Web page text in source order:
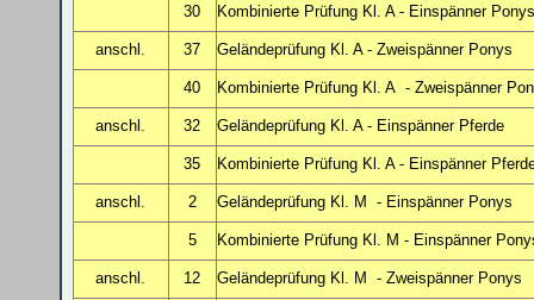
30 Kombinierte Prüfung Kl. A - Einspänner Ponys
anschl. 37 Geländeprüfung Kl. A - Zweispänner Ponys
40 Kombinierte Prüfung Kl. A - Zweispänner
anschl. 32 Geländeprüfung Kl. A - Einspänner Pferde
35 Kombinierte Prüfung Kl. A - Einspänner
anschl. 2 Geländeprüfung Kl. M - Einspänner Ponys
5 Kombinierte Prüfung Kl. M - Einspänner
anschl. 12 Geländeprüfung Kl. M - Zweispänner Ponys